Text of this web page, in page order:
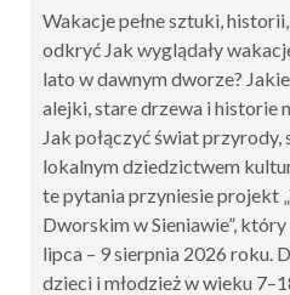
Wakacje pełne sztuki,
odkryć Jak wyglądały
lato w dawnym dworze?
alejki, stare drzewa i historie
Jak połączyć świat
lokalnym dziedzictwem
te pytania przyniesie projekt
Dworskim w Sieniawie”,
lipca – 9 sierpnia 2026 roku.
dzieci i młodzież w wieku